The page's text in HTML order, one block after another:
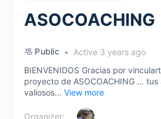
ASOCOACHING
Public
Active 3 years ago
BIENVENIDOS Gracias por
proyecto de ASOCOACHING …
valiosos... View more
Organizer: